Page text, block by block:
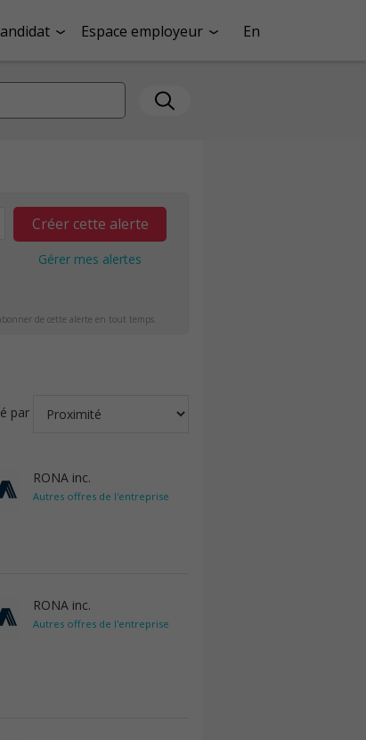
Espace employeur En
Créer cette alerte
Gérer mes alertes
de cette alerte en tout temps.
par
RONA inc.
Autres offres de l'entreprise
RONA inc.
Autres offres de l'entreprise